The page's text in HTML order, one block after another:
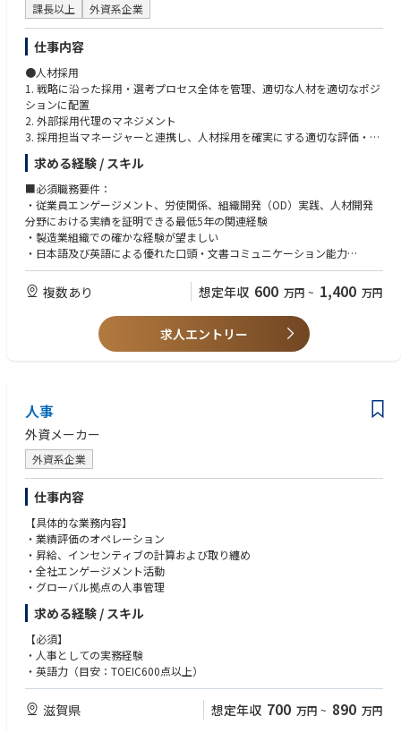
課長以上 外資系企業
仕事内容
●人材採用
1. 戦略に沿った採用・選考プロセス全体を管理、適切な人材を適切なポジ
ションに配置
2. 外部採用代理のマネジメント
3. 採用担当マネージャーと連携し、人材採用を確実にする適切な評価・選
考方法を考案し、面接プロセスを管理
6. 採用内定通知と入社手続きを管理
7. 採用要件が満たされ、採用コストが予算内で効果的に管理されるよう、
人材紹介会社との関係を定期的に管理
8. フィードバックプロセスを支援し、継続的改善活動をサポートし、採
用・選考プロセスの最適化を図る
1. 業績管理プロセスを推進し、このプロセスを管理するマネージャーに対
し継続的な支援を提供
2. 必要に応じてマネージャーおよび従業員にTCトレーニングを提供する
ラインマネージャーに対し、パフォーマンス管理に関するアドバイス
特に、パフォーマンス基準の確立、効果的なフィードバックとモニタリン
習・開発活動を支援する
5. 国内、ジャパングループにおけるトレーニング展開の調整
6. トレーニングの観点から人事システムの更新・管理
●従業員エンゲージメント
1. 調査計画の立案、結果のレビュー及び結果等々総支援
2. 問題解決手法を用いて結果を理解するための従業員エンゲージメント・
フォーカスグループをファシリテートする
3. 改善機会に対処するためのアクションプラン策定の支援
●契約・労使関係
1. 苦情及び懲戒に関する調査プロセスを支援する
2. 人事管理問題に関連する全ての事項についてラインマネージャーに支
援、ガイダンス、説明を提供し、各事例において一貫した法的アプローチ
確保
求める経験 / スキル
■必須職務要件：
・従業員エンゲージメント、労使関係、組織開発（OD）実践、人材開発
分野における実績を証明できる最低5年の関連経験
・製造業組織での確かな経験が望ましい
・日本語及び英語による優れた口頭・文書コミュニケーション能力
・問題解決能力
・Microsoft Word、Excel、PowerPointの基本操作スキル。
複数あり 想定年収 600 万円 ~ 1,400 万円
求人エントリー
人事
外資メーカー
外資系企業
仕事内容
【具体的な業務内容】
・業績評価のオペレーション
・昇給、インセンティブの計算および取り纏め
・全社エンゲージメント活動
・グローバル拠点の人事管理
求める経験 / スキル
【必須】
・人事としての実務経験
・英語力（目安：TOEIC600点以上）
滋賀県 想定年収 700 万円 ~ 890 万円